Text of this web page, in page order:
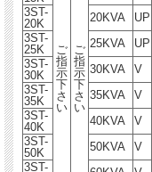
ご
指
示
下
さ
い
ご
指
示
下
さ
い
3ST-
20K
20KVA UP
3ST-
25K
25KVA UP
3ST-
30K
30KVA V
3ST-
35K
35KVA V
3ST-
40K
40KVA V
3ST-
50K
50KVA V
3ST-